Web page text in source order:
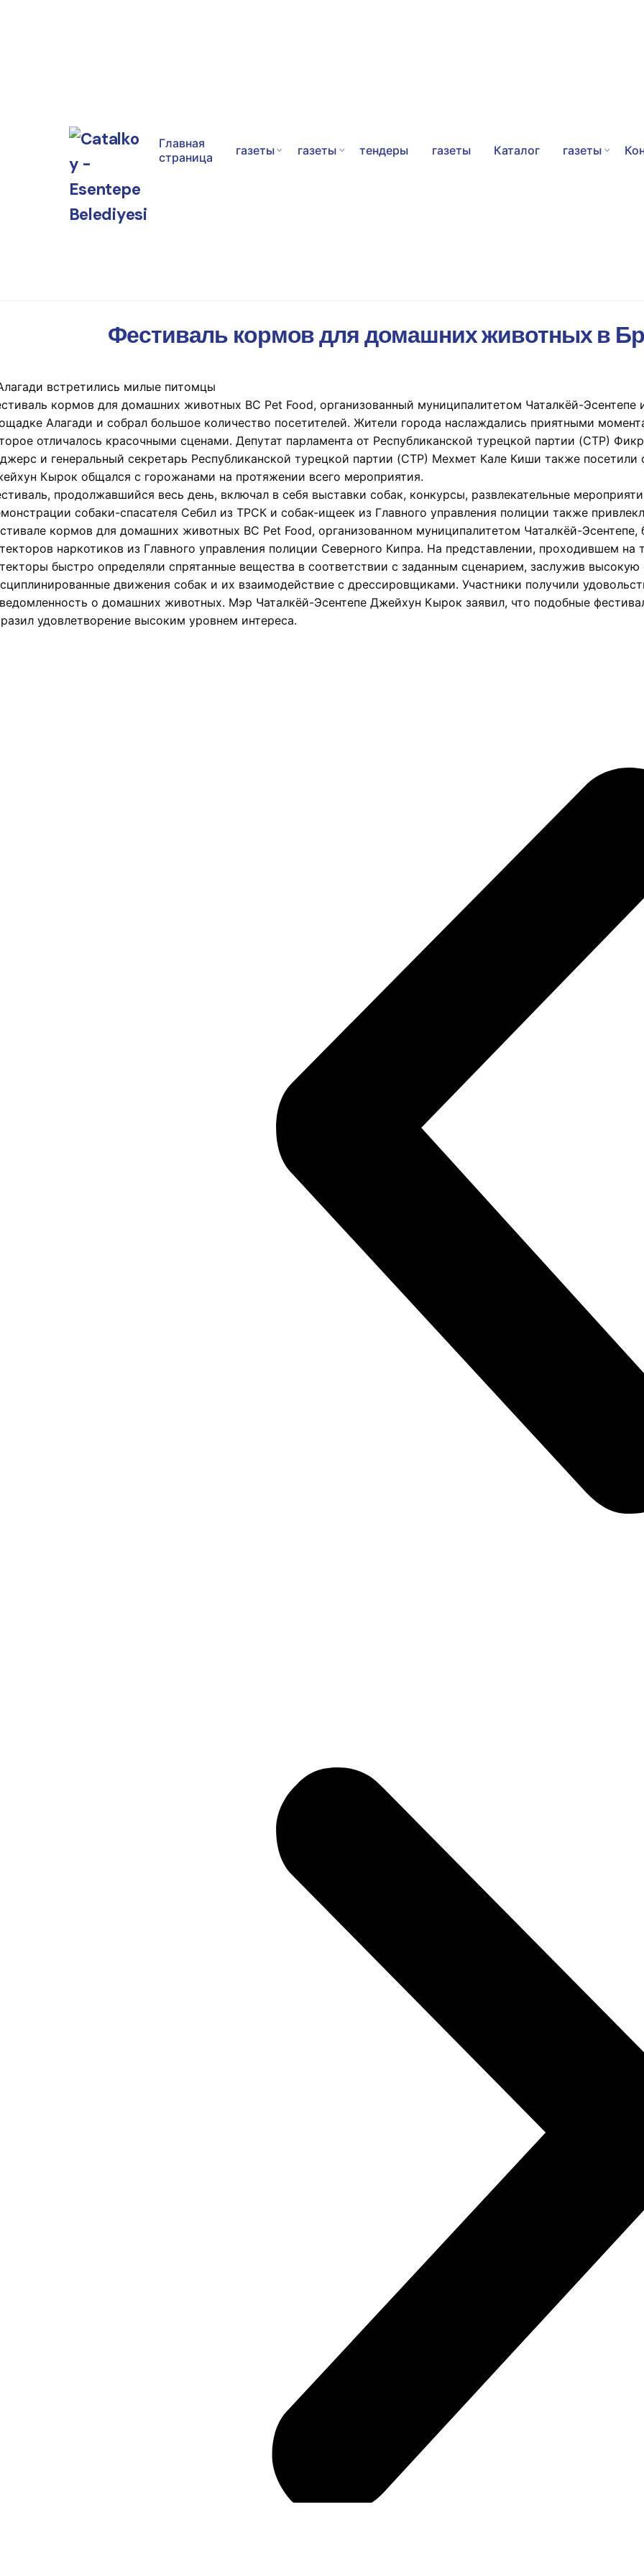
Главная
страница
газеты газеты тендеры газеты Каталог газеты
Фестиваль кормов для домашних животных в
встретились милые питомцы
кормов для домашних животных BC Pet Food, организованный муниципалитетом Чаталкёй-Эсентепе
Алагади и собрал большое количество посетителей. Жители города наслаждались приятными
отличалось красочными сценами. Депутат парламента от Республиканской турецкой партии (CTP)
и генеральный секретарь Республиканской турецкой партии (CTP) Мехмет Кале Киши также
Кырок общался с горожанами на протяжении всего мероприятия.
продолжавшийся весь день, включал в себя выставки собак, конкурсы, развлекательные
собаки-спасателя Себил из ТРСК и собак-ищеек из Главного управления полиции также
кормов для домашних животных BC Pet Food, организованном муниципалитетом Чаталкёй-
наркотиков из Главного управления полиции Северного Кипра. На представлении, проходившем
быстро определяли спрятанные вещества в соответствии с заданным сценарием, заслужив
движения собак и их взаимодействие с дрессировщиками. Участники получили
о домашних животных. Мэр Чаталкёй-Эсентепе Джейхун Кырок заявил, что подобные
удовлетворение высоким уровнем интереса.